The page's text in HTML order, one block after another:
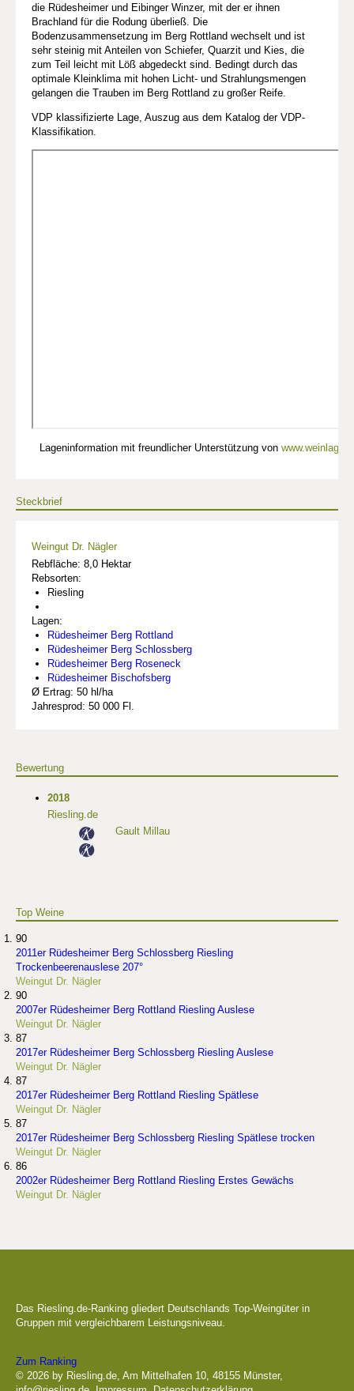
die Rüdesheimer und Eibinger Winzer, mit der er ihnen
Brachland für die Rodung überließ. Die
Bodenzusammensetzung im Berg Rottland wechselt und ist
sehr steinig mit Anteilen von Schiefer, Quarzit und Kies, die
zum Teil leicht mit Löß abgedeckt sind. Bedingt durch das
optimale Kleinklima mit hohen Licht- und Strahlungsmengen
gelangen die Trauben im Berg Rottland zu großer Reife.
VDP klassifizierte Lage, Auszug aus dem Katalog der VDP-
Klassifikation.
Lageninformation mit freundlicher Unterstützung von
Steckbrief
Weingut Dr. Nägler
Rebfläche: 8,0 Hektar
Rebsorten:
Riesling
Lagen:
Rüdesheimer Berg Rottland
Rüdesheimer Berg Schlossberg
Rüdesheimer Berg Roseneck
Rüdesheimer Bischofsberg
Ø Ertrag: 50 hl/ha
Jahresprod: 50 000 Fl.
Bewertung
2018
Riesling.de
Gault Millau
Top Weine
90
2011er Rüdesheimer Berg Schlossberg Riesling
Trockenbeerenauslese 207°
Weingut Dr. Nägler
90
2007er Rüdesheimer Berg Rottland Riesling Auslese
Weingut Dr. Nägler
87
2017er Rüdesheimer Berg Schlossberg Riesling Auslese
Weingut Dr. Nägler
87
2017er Rüdesheimer Berg Rottland Riesling Spätlese
Weingut Dr. Nägler
87
2017er Rüdesheimer Berg Schlossberg Riesling Spätlese trocken
Weingut Dr. Nägler
86
2002er Rüdesheimer Berg Rottland Riesling Erstes Gewächs
Weingut Dr. Nägler
Das Riesling.de-Ranking gliedert Deutschlands Top-Weingüter in
Gruppen mit vergleichbarem Leistungsniveau.
Zum Ranking
© 2026 by Riesling.de, Am Mittelhafen 10, 48155 Münster,